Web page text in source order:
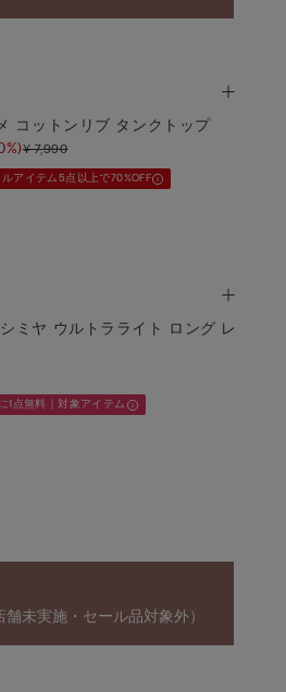
コットンリブ タンクトップ
¥ 7,990
アイテム5点以上で70%OFF
ミヤ ウルトラライト ロング レ
1点無料｜対象アイテム
未実施・セール品対象外）